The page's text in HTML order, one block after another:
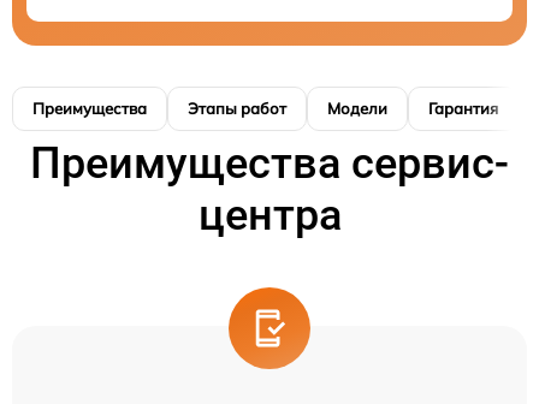
Преимущества Этапы работ Модели Гарантия
Преимущества сервис-
центра